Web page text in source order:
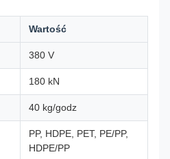
Wartość
380 V
180 kN
40 kg/godz
PP, HDPE, PET, PE/PP,
HDPE/PP